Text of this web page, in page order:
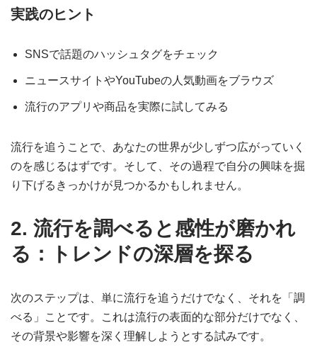
実践のヒント
SNSで話題のハッシュタグをチェック
ニュースサイトやYouTubeの人気動画をブラウズ
流行のアプリや商品を実際に試してみる
流行を追うことで、あなたの世界が少しずつ広がっていく
のを感じるはずです。そして、その過程で自分の興味を掘
り下げるきっかけが見つかるかもしれません。
2. 流行を調べると感性が磨かれ
る：トレンドの深層を探る
次のステップは、単に流行を追うだけでなく、それを「調
べる」ことです。これは流行の表面的な部分だけでなく、
その背景や影響を深く理解しようとする試みです。